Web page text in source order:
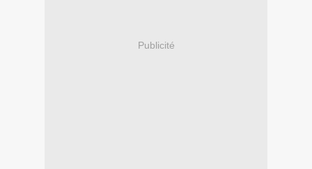
Publicité